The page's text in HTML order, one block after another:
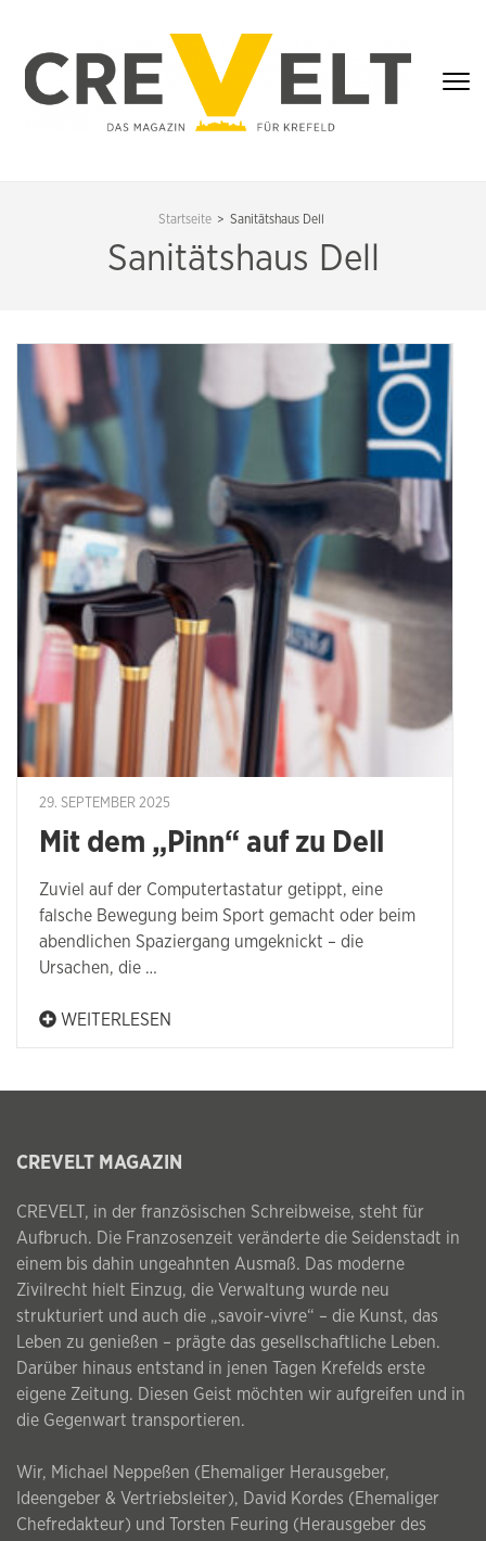
springen
(Enter
KREFELD
Startseite > Sanitätshaus Dell
Sanitätshaus Dell
29. SEPTEMBER 2025
Mit dem „Pinn“ auf zu Dell
Zuviel auf der Computertastatur getippt, eine
falsche Bewegung beim Sport gemacht oder beim
abendlichen Spaziergang umgeknickt – die
Ursachen, die …
WEITERLESEN
CREVELT MAGAZIN
CREVELT, in der französischen Schreibweise, steht für
Aufbruch. Die Franzosenzeit veränderte die Seidenstadt in
einem bis dahin ungeahnten Ausmaß. Das moderne
Zivilrecht hielt Einzug, die Verwaltung wurde neu
strukturiert und auch die „savoir-vivre“ – die Kunst, das
Leben zu genießen – prägte das gesellschaftliche Leben.
Darüber hinaus entstand in jenen Tagen Krefelds erste
eigene Zeitung. Diesen Geist möchten wir aufgreifen und in
die Gegenwart transportieren.
Wir, Michael Neppeßen (Ehemaliger Herausgeber,
Ideengeber & Vertriebsleiter), David Kordes (Ehemaliger
Chefredakteur) und Torsten Feuring (Herausgeber des